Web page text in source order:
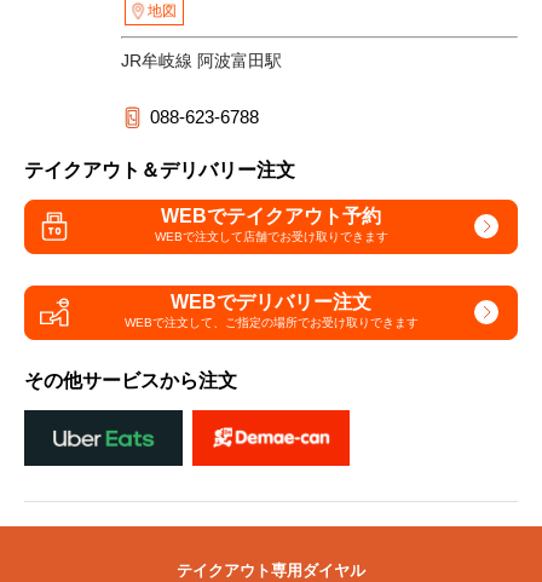
地図
JR牟岐線 阿波富田駅
088-623-6788
テイクアウト＆デリバリー注文
WEBでテイクアウト予約
WEBで注文して店舗でお受け取りできます
WEBでデリバリー注文
WEBで注文して、 ご指定の場所でお受け取りできます
その他サービスから注文
テイクアウト専用ダイヤル